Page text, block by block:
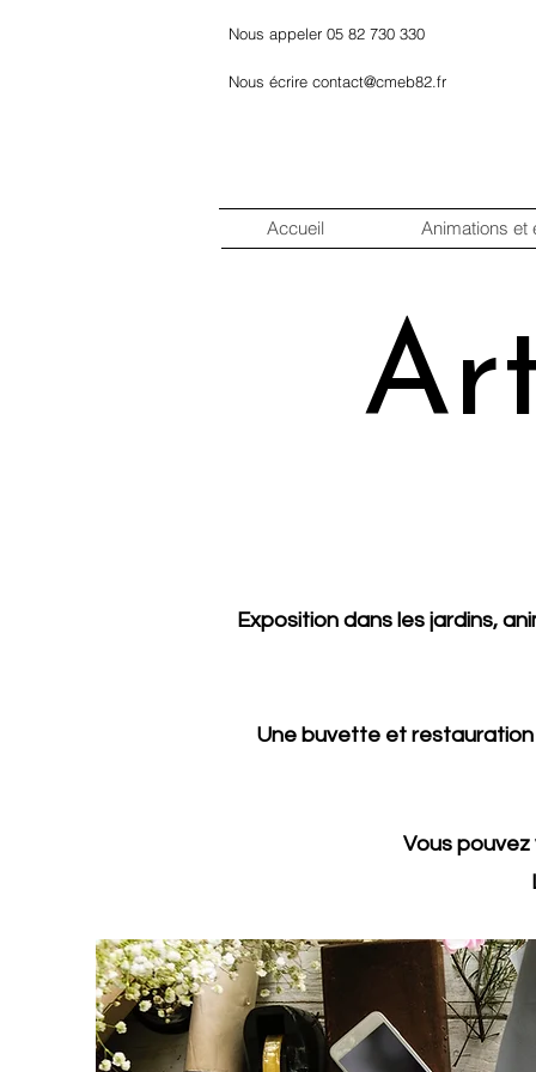
Nous appeler 05 82 730 330
Nous écrire contact@cmeb82.fr
Accueil Animations et
Exposition dans les jardins,
Une buvette et
Vous